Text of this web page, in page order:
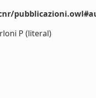
P (literal)